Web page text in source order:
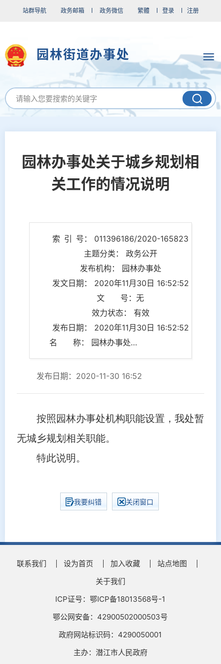
站群导航 政务邮箱 政务微信 繁體 登录 注册
园林街道办事处
园林办事处关于城乡规划相
关工作的情况说明
索 引 号： 011396186/2020-165823
主题分类： 政务公开
发布机构： 园林办事处
发文日期： 2020年11月30日 16:52:52
文 号：无
效力状态： 有效
发布日期： 2020年11月30日 16:52:52
名 称： 园林办事处关于城乡规划相关工作的情况说明
发布日期：2020-11-30 16:52
按照园林办事处机构职能设置，我处暂
无城乡规划相关职能。
特此说明。
我要纠错 关闭窗口
联系我们 设为首页 加入收藏
站点地图
关于我们
ICP证号：鄂ICP备18013568号-1
鄂公网安备：42900502000503号
政府网站标识码：4290050001
主办：潜江市人民政府